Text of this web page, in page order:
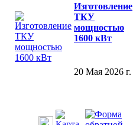
Изготовление
ТКУ
мощностью
1600 кВт
20 Мая 2026 г.